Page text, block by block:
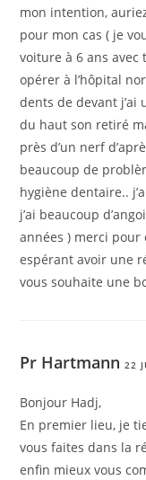
mon intention,
pour mon cas ( je
voiture à 6 ans
opérer à l’hôpital
dents de devant j’ai
du haut son retiré
près d’un nerf
beaucoup de
hygiène dentaire..
j’ai beaucoup
années ) merci pour
espérant avoir une
vous souhaite une
Pr Hartmann 22
Bonjour Hadj,
En premier lieu, je
vous faites dans la
enfin mieux vous